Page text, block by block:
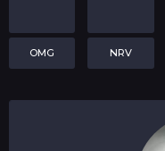
OMG NRV